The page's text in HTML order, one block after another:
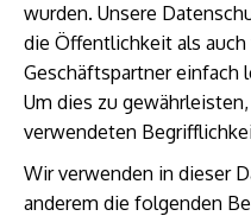
wurden. Unsere
die Öffentlichkeit als
Geschäftspartner einfach
Um dies zu
verwendeten
Wir verwenden in dieser
anderem die folgenden